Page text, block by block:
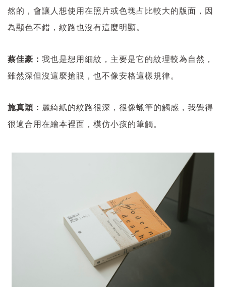
然的，會讓人想使用在照片或色塊占比較大的版面，因
為顯色不錯，紋路也沒有這麼明顯。
蔡佳豪： 我也是想用細紋，主要是它的紋理較為自然，
雖然深但沒這麼搶眼，也不像安格這樣規律。
施真穎： 麗綺紙的紋路很深，很像蠟筆的觸感，我覺得
很適合用在繪本裡面，模仿小孩的筆觸。